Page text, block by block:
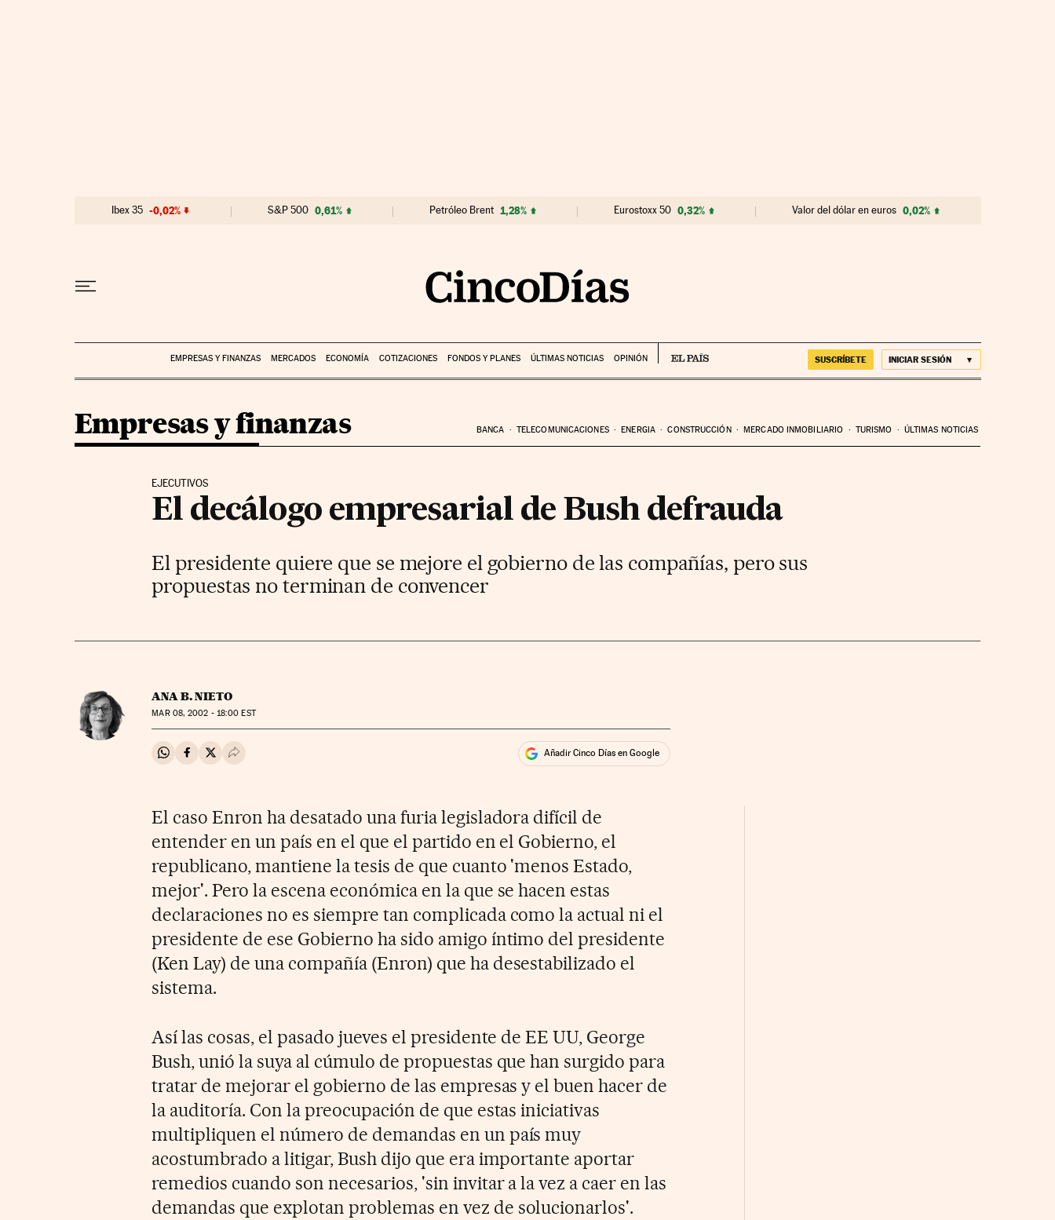
Ibex 35 -0,02% S&P 500 0,61% Petróleo Brent 1,28% Eurostoxx 50 0,32% Valor del dólar en euros 0,02%
EMPRESAS Y FINANZAS MERCADOS ECONOMÍA COTIZACIONES FONDOS Y PLANES ÚLTIMAS NOTICIAS OPINIÓN SUSCRÍBETE INICIAR SESIÓN
Empresas y finanzas BANCA TELECOMUNICACIONES ENERGIA CONSTRUCCIÓN MERCADO INMOBILIARIO TURISMO ÚLTIMAS NOTICIAS
EJECUTIVOS
El decálogo empresarial de Bush defrauda
El presidente quiere que se mejore el gobierno de las compañías, pero sus
propuestas no terminan de convencer
ANA B. NIETO
MAR08, 2002 - 18:00 EST
Compartir en Whatsapp
Compartir en Facebook
Compartir en Twitter
Desplegar Redes Sociales Añadir Cinco Días en Google
El caso Enron ha desatado una furia legisladora difícil de
entender en un país en el que el partido en el Gobierno, el
republicano, mantiene la tesis de que cuanto 'menos Estado,
mejor'. Pero la escena económica en la que se hacen estas
declaraciones no es siempre tan complicada como la actual ni el
presidente de ese Gobierno ha sido amigo íntimo del presidente
(Ken Lay) de una compañía (Enron) que ha desestabilizado el
sistema.
Así las cosas, el pasado jueves el presidente de EE UU, George
Bush, unió la suya al cúmulo de propuestas que han surgido para
tratar de mejorar el gobierno de las empresas y el buen hacer de
la auditoría. Con la preocupación de que estas iniciativas
multipliquen el número de demandas en un país muy
acostumbrado a litigar, Bush dijo que era importante aportar
remedios cuando son necesarios, 'sin invitar a la vez a caer en las
demandas que explotan problemas en vez de solucionarlos'.